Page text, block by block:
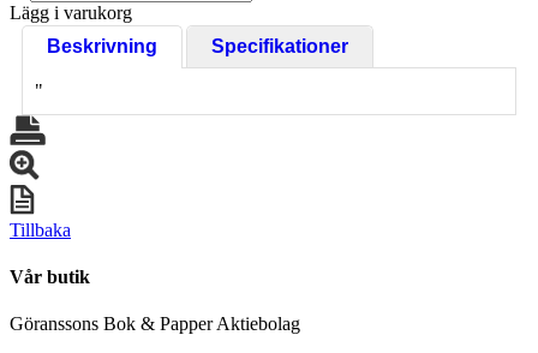
Lägg i varukorg
Beskrivning
Specifikationer
"
Tillbaka
Vår butik
Göranssons Bok & Papper Aktiebolag